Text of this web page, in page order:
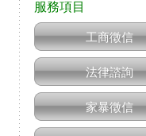
工商徵信
法律諮詢
家暴徵信